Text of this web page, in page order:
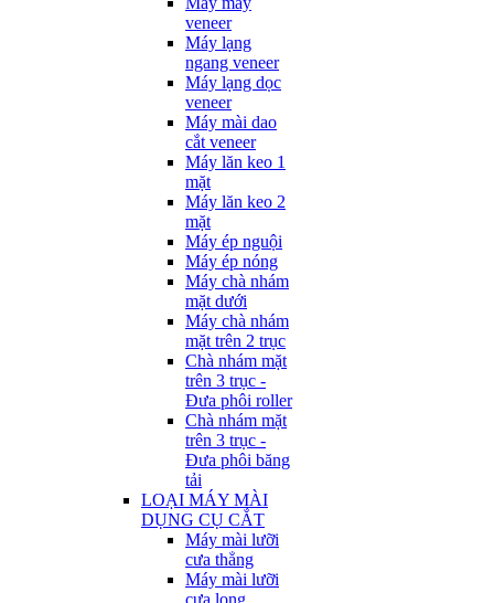
veneer
Máy lạng
ngang veneer
Máy lạng dọc
veneer
Máy mài dao
cắt veneer
Máy lăn keo 1
mặt
Máy lăn keo 2
mặt
Máy ép nguội
Máy ép nóng
Máy chà nhám
mặt dưới
Máy chà nhám
mặt trên 2 trục
Chà nhám mặt
trên 3 trục -
Đưa phôi roller
Chà nhám mặt
trên 3 trục -
Đưa phôi băng
tải
LOẠI MÁY MÀI
DỤNG CỤ CẮT
Máy mài lưỡi
cưa thẳng
Máy mài lưỡi
cưa lọng